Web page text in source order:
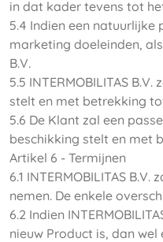
in dat kader tevens tot
5.4 Indien een
marketing doeleinden,
B.V.
5.5 INTERMOBILITAS
stelt en met betrekking
5.6 De Klant zal een
beschikking stelt en met
Artikel 6 - Termijnen
6.1 INTERMOBILITAS
nemen. De enkele
6.2 Indien
nieuw Product is, dan wel